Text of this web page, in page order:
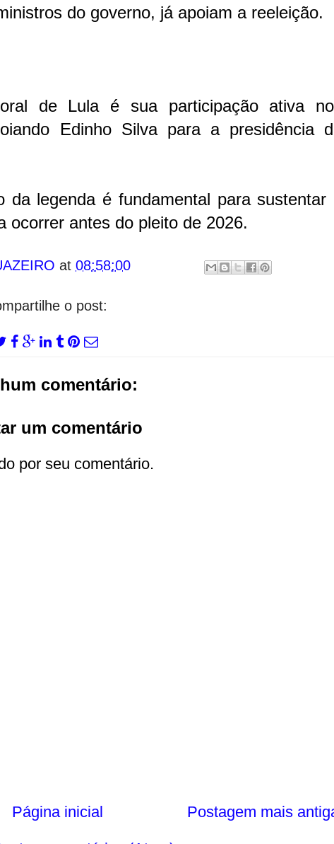
do governo, já apoiam a reeleição.
de Lula é sua participação ativa
Edinho Silva para a presidência
da legenda é fundamental para sustentar
ocorrer antes do pleito de 2026.
at 08:58:00
o post:
comentário:
um comentário
por seu comentário.
Postagem mais
Página inicial